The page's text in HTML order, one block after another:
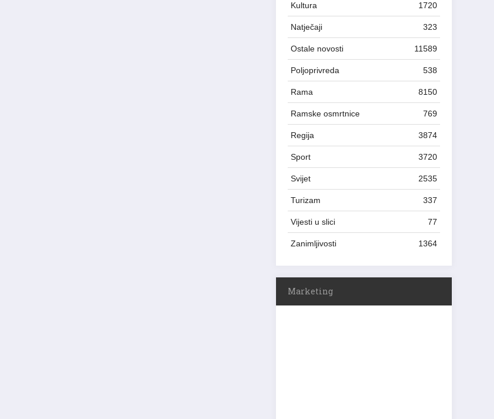
Kultura 1720
Natječaji 323
Ostale novosti 11589
Poljoprivreda 538
Rama 8150
Ramske osmrtnice 769
Regija 3874
Sport 3720
Svijet 2535
Turizam 337
Vijesti u slici 77
Zanimljivosti 1364
Marketing